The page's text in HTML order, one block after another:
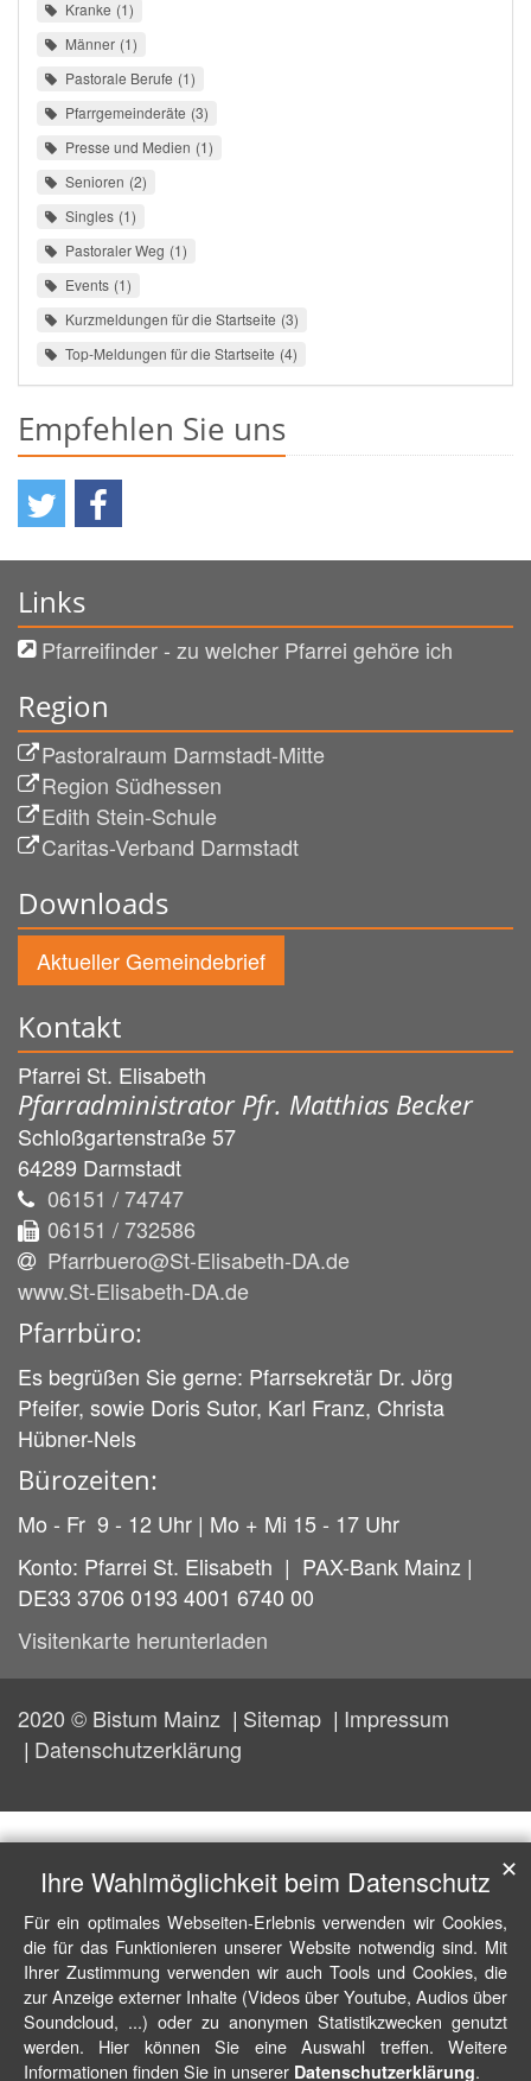
Kranke 1
Männer 1
Pastorale Berufe 1
Pfarrgemeinderäte 3
Presse und Medien 1
Senioren 2
Singles 1
Pastoraler Weg 1
Events 1
Kurzmeldungen für die Startseite 3
Top-Meldungen für die Startseite 4
Empfehlen Sie uns
Links
Pfarreifinder - zu welcher Pfarrei gehöre ich
Region
Pastoralraum Darmstadt-Mitte
Region Südhessen
Edith Stein-Schule
Caritas-Verband Darmstadt
Downloads
Aktueller Gemeindebrief
Kontakt
Pfarrei St. Elisabeth
Pfarradministrator Pfr. Matthias Becker
Schloßgartenstraße 57
64289 Darmstadt
06151 / 74747
06151 / 732586
Pfarrbuero@St-Elisabeth-DA.de
www.St-Elisabeth-DA.de
Pfarrbüro:
Es begrüßen Sie gerne: Pfarrsekretär Dr. Jörg
Pfeifer, sowie Doris Sutor, Karl Franz, Christa
Hübner-Nels
Bürozeiten:
Mo - Fr 9 - 12 Uhr | Mo + Mi 15 - 17 Uhr
Konto: Pfarrei St. Elisabeth | PAX-Bank Mainz |
DE33 3706 0193 4001 6740 00
Visitenkarte herunterladen
2020 © Bistum Mainz Sitemap
Impressum
Datenschutzerklärung
Ihre Wahlmöglichkeit beim Datenschutz
Für ein optimales Webseiten-Erlebnis verwenden wir Cookies,
die für das Funktionieren unserer Website notwendig sind. Mit
Ihrer Zustimmung verwenden wir auch Tools und Cookies, die
zur Anzeige externer Inhalte (Videos über Youtube, Audios über
Soundcloud, ...) oder zu anonymen Statistikzwecken genutzt
werden. Hier können Sie eine Auswahl treffen. Weitere
Informationen finden Sie in unserer Datenschutzerklärung.
✕